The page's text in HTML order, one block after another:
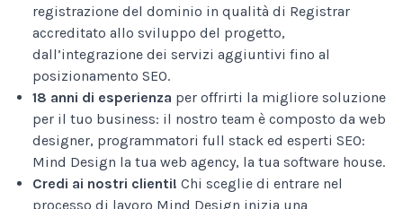
registrazione del dominio in qualità di Registrar
accreditato allo sviluppo del progetto,
dall’integrazione dei servizi aggiuntivi fino al
posizionamento SEO.
18 anni di esperienza per offrirti la migliore soluzione
per il tuo business: il nostro team è composto da web
designer, programmatori full stack ed esperti SEO:
Mind Design la tua web agency, la tua software house.
Credi ai nostri clienti! Chi sceglie di entrare nel
processo di lavoro Mind Design inizia una